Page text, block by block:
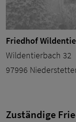
Friedhof
Wildentierbach 32
97996
Zuständige